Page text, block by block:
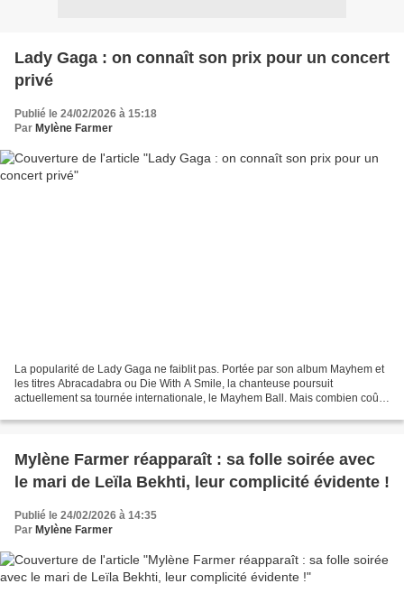
Lady Gaga : on connaît son prix pour un concert
privé
Publié le 24/02/2026 à 15:18
Par Mylène Farmer
La popularité de Lady Gaga ne faiblit pas. Portée par son album Mayhem et
les titres Abracadabra ou Die With A Smile, la chanteuse poursuit
actuellement sa tournée internationale, le Mayhem Ball. Mais combien coûte
Mylène Farmer réapparaît : sa folle soirée avec
le mari de Leïla Bekhti, leur complicité évidente !
Publié le 24/02/2026 à 14:35
Par Mylène Farmer